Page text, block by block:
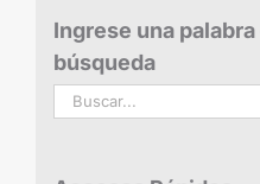
Ingrese una
búsqueda
Buscar: